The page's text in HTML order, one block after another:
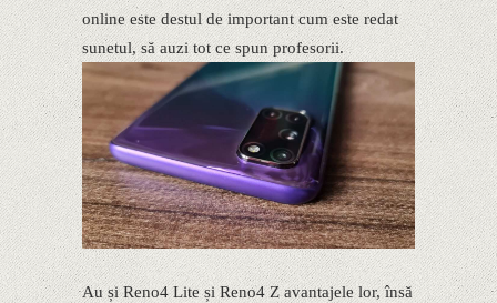
online este destul de important cum este redat
sunetul, să auzi tot ce spun profesorii.
Au și Reno4 Lite și Reno4 Z avantajele lor, însă